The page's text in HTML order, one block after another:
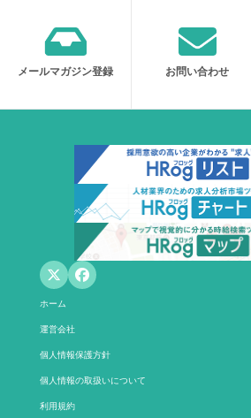
メールマガジン登録 お問い合わせ
ホーム
運営会社
個人情報保護方針
個人情報の取扱いについて
利用規約